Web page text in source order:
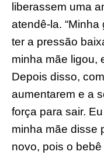
liberassem uma
atendê-la.
ter a pressão
minha mãe ligou,
Depois disso,
aumentarem e a
força para sair.
minha mãe disse
novo, pois o